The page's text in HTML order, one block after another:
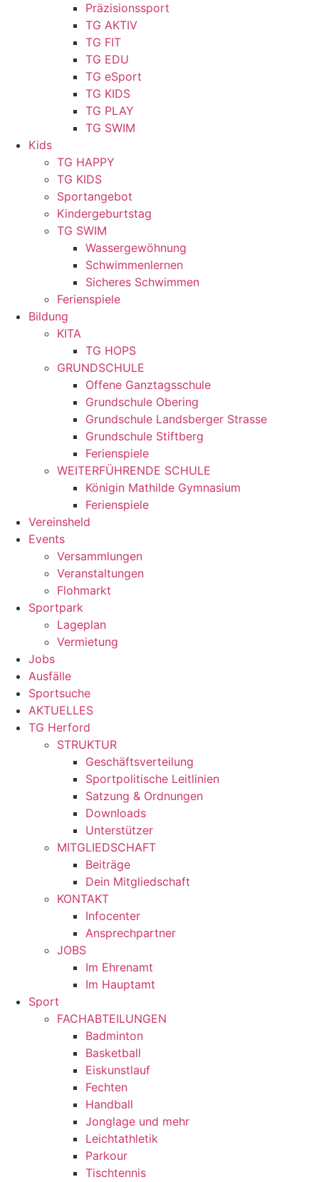
Präzisionssport
TG AKTIV
TG FIT
TG EDU
TG eSport
TG KIDS
TG PLAY
TG SWIM
Kids
TG HAPPY
TG KIDS
Sportangebot
Kindergeburtstag
TG SWIM
Wassergewöhnung
Schwimmenlernen
Sicheres Schwimmen
Ferienspiele
Bildung
KITA
TG HOPS
GRUNDSCHULE
Offene Ganztagsschule
Grundschule Obering
Grundschule Landsberger Strasse
Grundschule Stiftberg
Ferienspiele
WEITERFÜHRENDE SCHULE
Königin Mathilde Gymnasium
Ferienspiele
Vereinsheld
Events
Versammlungen
Veranstaltungen
Flohmarkt
Sportpark
Lageplan
Vermietung
Jobs
Ausfälle
Sportsuche
AKTUELLES
TG Herford
STRUKTUR
Geschäftsverteilung
Sportpolitische Leitlinien
Satzung & Ordnungen
Downloads
Unterstützer
MITGLIEDSCHAFT
Beiträge
Dein Mitgliedschaft
KONTAKT
Infocenter
Ansprechpartner
JOBS
Im Ehrenamt
Im Hauptamt
Sport
FACHABTEILUNGEN
Badminton
Basketball
Eiskunstlauf
Fechten
Handball
Jonglage und mehr
Leichtathletik
Parkour
Tischtennis